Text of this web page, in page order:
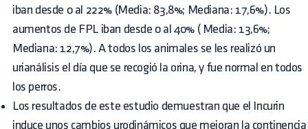
iban desde 0 al 222% (Media: 83,8%; Mediana: 17,6%). Los
aumentos de FPL iban desde 0 al 40% ( Media: 13,6%;
Mediana: 12,7%). A todos los animales se les realizó un
urianálisis el día que se recogió la orina, y fue normal en todos
los perros.
Los resultados de este estudio demuestran que el Incurin
induce unos cambios urodinámicos que mejoran la continencia